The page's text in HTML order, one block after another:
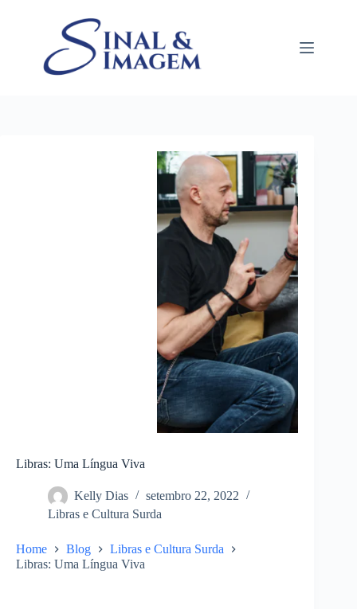
Libras: Uma Língua Viva
Kelly Dias
setembro 22, 2022
Libras e Cultura Surda
Home Blog
Libras e Cultura Surda
Libras: Uma Língua Viva